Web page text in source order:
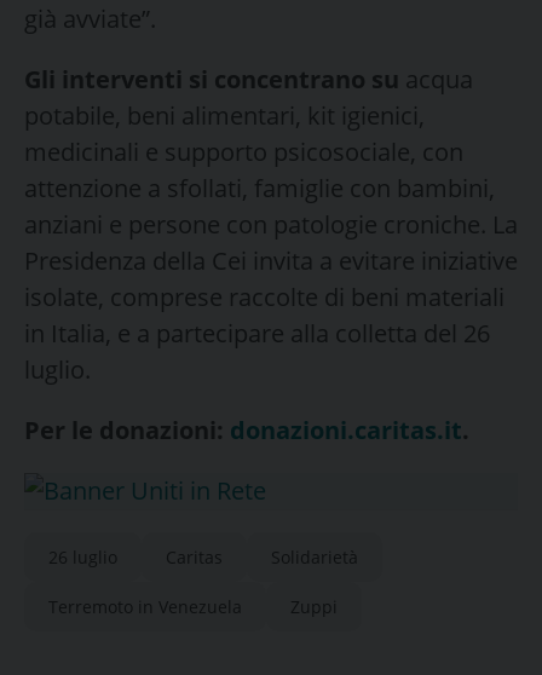
già avviate”.
Gli interventi si concentrano su acqua
potabile, beni alimentari, kit igienici,
medicinali e supporto psicosociale, con
attenzione a sfollati, famiglie con bambini,
anziani e persone con patologie croniche. La
Presidenza della Cei invita a evitare iniziative
isolate, comprese raccolte di beni materiali
in Italia, e a partecipare alla colletta del 26
luglio.
Per le donazioni: donazioni.caritas.it.
26 luglio Caritas Solidarietà
Terremoto in Venezuela Zuppi